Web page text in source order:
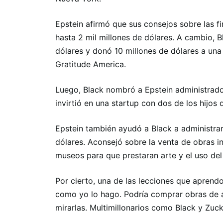
Epstein afirmó que sus consejos sobre las
hasta 2 mil millones de dólares. A cambio,
dólares y donó 10 millones de dólares a
Gratitude America.
Luego, Black nombró a Epstein
invirtió en una startup con dos de los hijos
Epstein también ayudó a Black a
dólares. Aconsejó sobre la venta de obras
museos para que prestaran arte y el uso
Por cierto, una de las lecciones que
como yo lo hago. Podría comprar obras
mirarlas. Multimillonarios como Black y